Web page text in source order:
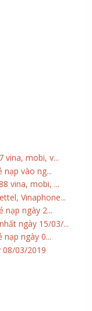
vina, mobi, v...
vào ng...
vina, mobi, ...
Vinaphone...
nạp ngày 2...
ngày 15/03/...
ngày 0...
08/03/2019